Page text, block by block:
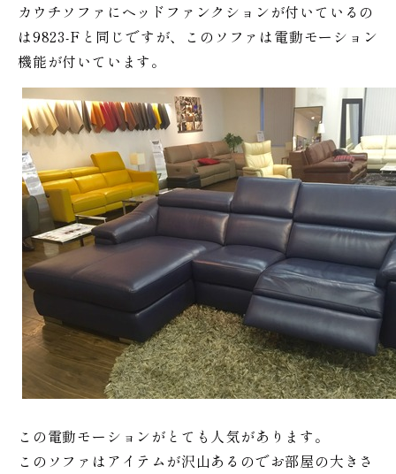
カウチソファにヘッドファンクションが付いているの
は9823-Fと同じですが、このソファは電動モーション
機能が付いています。
この電動モーションがとても人気があります。
このソファはアイテムが沢山あるのでお部屋の大きさ